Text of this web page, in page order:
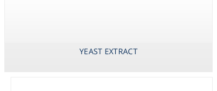
YEAST EXTRACT